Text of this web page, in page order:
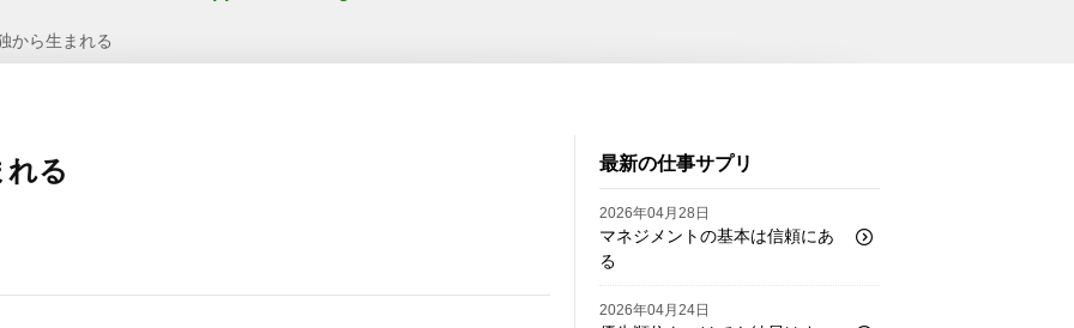
から生まれる
れる 最新の仕事サプリ
2026年04月28日
マネジメントの基本は信頼にあ
る
2026年04月24日